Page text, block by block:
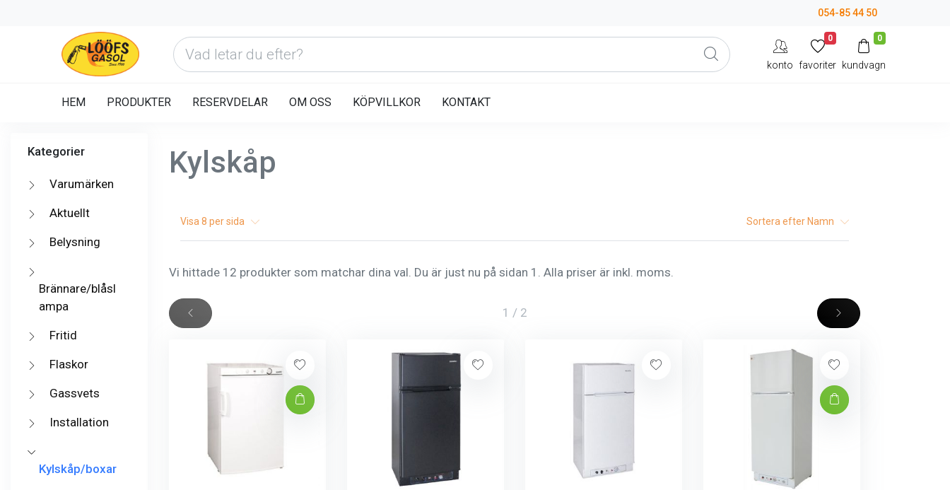
054-85 44 50
konto
0
favoriter
0
kundvagn
HEM PRODUKTER RESERVDELAR OM OSS KÖPVILLKOR KONTAKT
Kategorier
Varumärken
Aktuellt
Belysning
Brännare/blåsl
ampa
Fritid
Flaskor
Gassvets
Installation
Kylskåp/boxar
Kylskåp
Visa 8 per sida Sortera efter Namn
Vi hittade 12 produkter som matchar dina val. Du är just nu på sidan 1. Alla priser är inkl. moms.
1 / 2